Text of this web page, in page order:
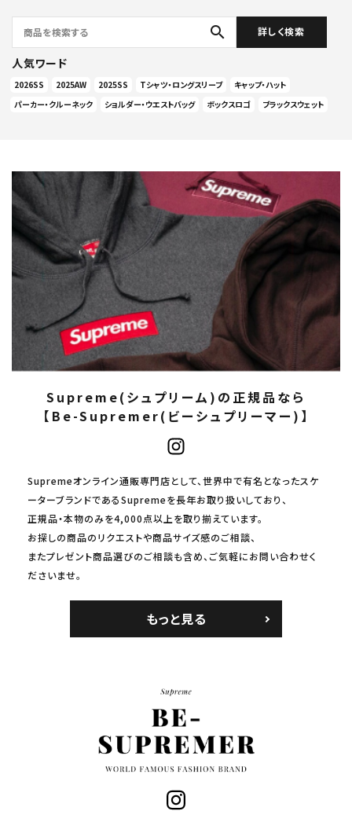
search 詳しく検索
人気ワード
2026SS 2025AW 2025SS Tシャツ・ロングスリーブ
キャップ・ハット
パーカー・クルーネック
ショルダー・ウエストバッグ ボックスロゴ ブラックスウェット
Supreme(シュプリーム)の正規品なら
【Be-Supremer(ビーシュプリーマー)】
Supremeオンライン通販専門店として、世界中で有名となったスケ
ーターブランドであるSupremeを長年お取り扱いしており、
正規品・本物のみを4,000点以上を取り揃えています。
お探しの商品のリクエストや商品サイズ感のご相談、
またプレゼント商品選びのご相談も含め、ご気軽にお問い合わせく
ださいませ。
もっと見る